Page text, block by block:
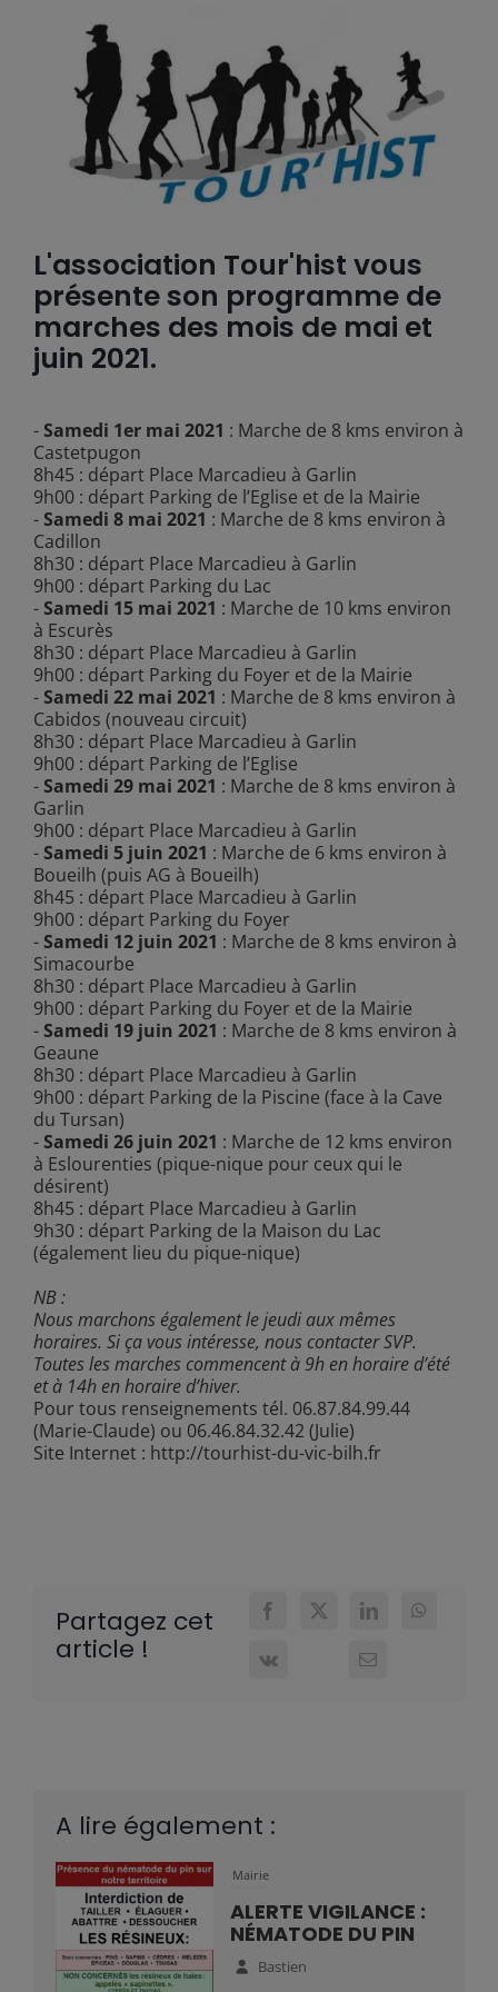
L'association Tour'hist vous
présente son programme de
marches des mois de mai et
juin 2021.
-Samedi 1er mai 2021 : Marche de 8 kms environ à
Castetpugon
8h45 : départ Place Marcadieu à Garlin
9h00 : départ Parking de l’Eglise et de la Mairie
-Samedi 8 mai 2021 : Marche de 8 kms environ à
Cadillon
8h30 : départ Place Marcadieu à Garlin
9h00 : départ Parking du Lac
-Samedi 15 mai 2021 : Marche de 10 kms environ
à Escurès
8h30 : départ Place Marcadieu à Garlin
9h00 : départ Parking du Foyer et de la Mairie
-Samedi 22 mai 2021 : Marche de 8 kms environ à
Cabidos (nouveau circuit)
8h30 : départ Place Marcadieu à Garlin
9h00 : départ Parking de l’Eglise
-Samedi 29 mai 2021 : Marche de 8 kms environ à
Garlin
9h00 : départ Place Marcadieu à Garlin
-Samedi 5 juin 2021 : Marche de 6 kms environ à
Boueilh (puis AG à Boueilh)
8h45 : départ Place Marcadieu à Garlin
9h00 : départ Parking du Foyer
-Samedi 12 juin 2021 : Marche de 8 kms environ à
Simacourbe
8h30 : départ Place Marcadieu à Garlin
9h00 : départ Parking du Foyer et de la Mairie
-Samedi 19 juin 2021 : Marche de 8 kms environ à
Geaune
8h30 : départ Place Marcadieu à Garlin
9h00 : départ Parking de la Piscine (face à la Cave
du Tursan)
-Samedi 26 juin 2021 : Marche de 12 kms environ
à Eslourenties (pique-nique pour ceux qui le
désirent)
8h45 : départ Place Marcadieu à Garlin
9h30 : départ Parking de la Maison du Lac
(également lieu du pique-nique)
NB :
Nous marchons également le jeudi aux mêmes
horaires. Si ça vous intéresse, nous contacter SVP.
Toutes les marches commencent à 9h en horaire d’été
et à 14h en horaire d’hiver.
Pour tous renseignements tél. 06.87.84.99.44
(Marie-Claude) ou 06.46.84.32.42 (Julie)
Site Internet : http://tourhist-du-vic-bilh.fr
Partagez cet
article !
A lire également :
Mairie
ALERTE VIGILANCE :
NÉMATODE DU PIN
Bastien